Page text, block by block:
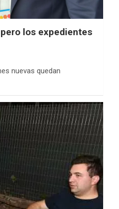
los expedientes
nuevas quedan